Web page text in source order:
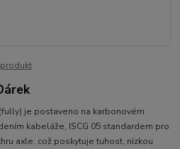
je postaveno na karbonovém
kabeláže, ISCG 05 standardem pro
axle, což poskytuje tuhost, nízkou